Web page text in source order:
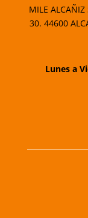
MILE
30. 44600
Lunes a